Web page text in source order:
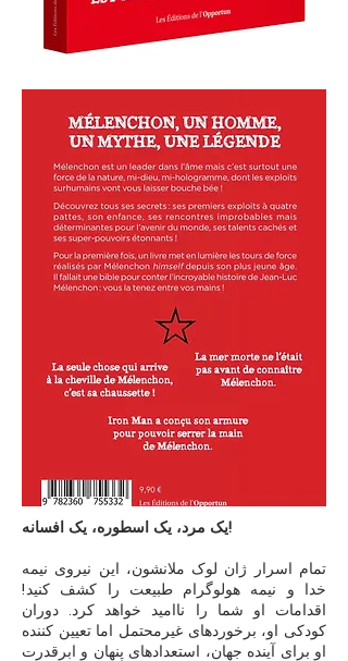
یک مرد، یک اسطوره، یک افسانه!
تمام اسرار ژان لوک ملانشون، این نیروی نیمه
خدا و نیمه هولوگرام طبیعت را کشف کنید!
اقدامات او شما را ناامید خواهد کرد. دوران
کودکی او، برخوردهای غیرمحتمل اما تعیین کننده
او برای آینده جهان، استعدادهای پنهان و ابرقدرت